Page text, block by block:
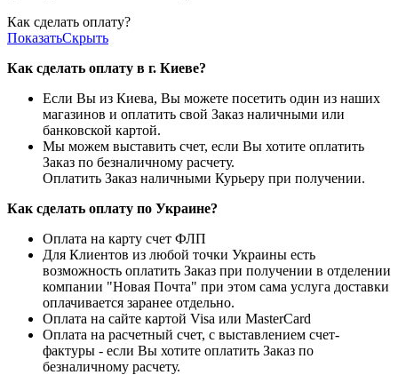
Как сделать оплату?
ПоказатьСкрыть
Как сделать оплату в г. Киеве?
Если Вы из Киева, Вы можете посетить один из наших
магазинов и оплатить свой Заказ наличными или
банковской картой.
Мы можем выставить счет, если Вы хотите оплатить
Заказ по безналичному расчету.
Оплатить Заказ наличными Курьеру при получении.
Как сделать оплату по Украине?
Оплата на карту счет ФЛП
Для Клиентов из любой точки Украины есть
возможность оплатить Заказ при получении в отделении
компании "Новая Почта" при этом сама услуга доставки
оплачивается заранее отдельно.
Оплата на сайте картой Visa или MasterCard
Оплата на расчетный счет, с выставлением счет-
фактуры - если Вы хотите оплатить Заказ по
безналичному расчету.